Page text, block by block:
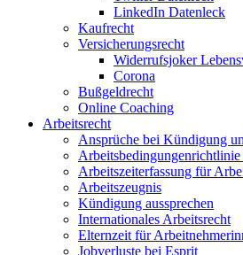
LinkedIn Datenleck
Kaufrecht
Versicherungsrecht
Widerrufsjoker
Corona
Bußgeldrecht
Online Coaching
Arbeitsrecht
Ansprüche bei Kündigung
Arbeitszeiterfassung für
Arbeitszeugnis
Kündigung aussprechen
Internationales Arbeitsrecht
Elternzeit für
Jobverluste bei Esprit